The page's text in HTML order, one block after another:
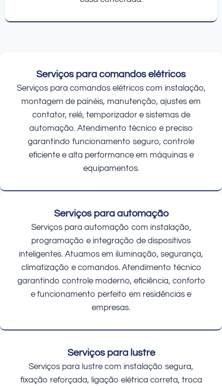
Serviços para comandos elétricos
Serviços para comandos elétricos com instalação,
montagem de painéis, manutenção, ajustes em
contator, relé, temporizador e sistemas de
automação. Atendimento técnico e preciso
garantindo funcionamento seguro, controle
eficiente e alta performance em máquinas e
equipamentos.
Serviços para automação
Serviços para automação com instalação,
programação e integração de dispositivos
inteligentes. Atuamos em iluminação, segurança,
climatização e comandos. Atendimento técnico
garantindo controle moderno, eficiência, conforto
e funcionamento perfeito em residências e
empresas.
Serviços para lustre
Serviços para lustre com instalação segura,
fixação reforçada, ligação elétrica correta, troca